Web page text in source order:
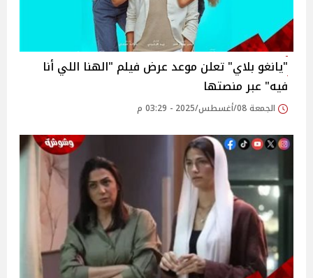
"يانغو بلاي" تعلن موعد عرض فيلم "الهنا اللي أنا
فيه" عبر منصتها‎
الجمعة 08/أغسطس/2025 - 03:29 م